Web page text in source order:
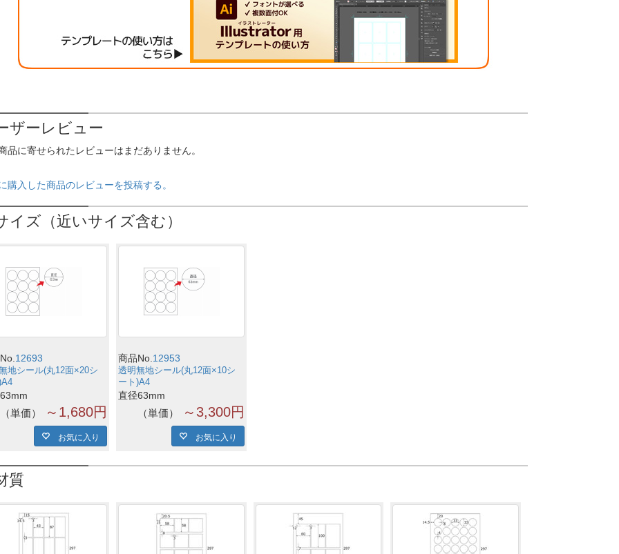
ザーレビュー
品に寄せられたレビューはまだありません。
購入した商品のレビューを投稿する。
イズ（近いサイズ含む）
12693
地シール(丸12面×20シ
単価 ～1,680円
お気に入り
商品No. 12953
透明無地シール(丸12面×10シ
ート)A4
直径63mm
単価 ～3,300円
お気に入り
質